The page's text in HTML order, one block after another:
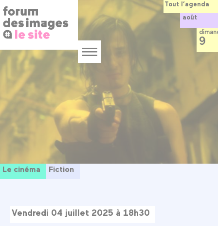
Panneau de gestion des cookies
au
contenu
principal
Menu
Le cinéma Fiction
Vendredi 04 juillet 2025 à 18h30
Tout l’agenda
août
9